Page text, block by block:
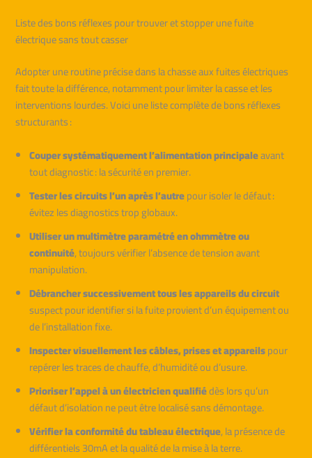
Liste des bons réflexes pour trouver et stopper une fuite
électrique sans tout casser
Adopter une routine précise dans la chasse aux fuites électriques
fait toute la différence, notamment pour limiter la casse et les
interventions lourdes. Voici une liste complète de bons réflexes
structurants :
Couper systématiquement l’alimentation principaleavant
tout diagnostic : la sécurité en premier.
Tester les circuits l’un après l’autrepour isoler le défaut :
évitez les diagnostics trop globaux.
Utiliser un multimètre paramétré en ohmmètre ou
continuité, toujours vérifier l’absence de tension avant
manipulation.
Débrancher successivement tous les appareils du circuit
suspect pour identifier si la fuite provient d’un équipement ou
de l’installation fixe.
Inspecter visuellement les câbles, prises et appareilspour
repérer les traces de chauffe, d’humidité ou d’usure.
Prioriser l’appel à un électricien qualifiédès lors qu’un
défaut d’isolation ne peut être localisé sans démontage.
Vérifier la conformité du tableau électrique, la présence de
différentiels 30mA et la qualité de la mise à la terre.